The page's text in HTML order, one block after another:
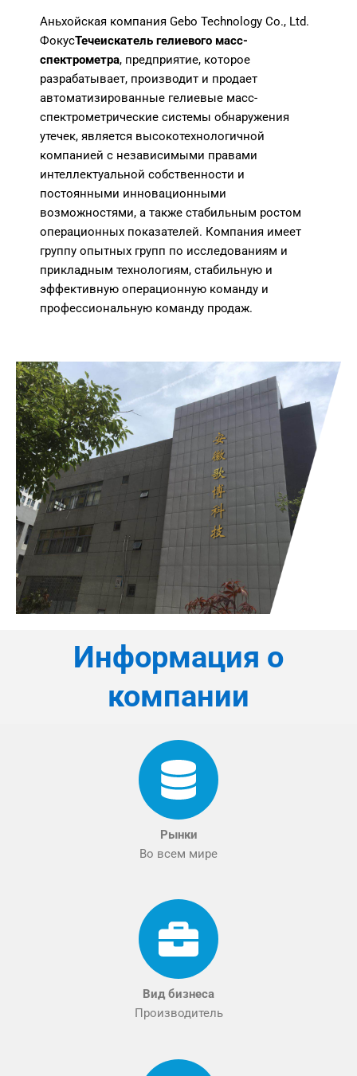
Аньхойская компания Gebo Technology Co., Ltd.
ФокусТечеискатель гелиевого масс-
спектрометра, предприятие, которое
разрабатывает, производит и продает
автоматизированные гелиевые масс-
спектрометрические системы обнаружения
утечек, является высокотехнологичной
компанией с независимыми правами
интеллектуальной собственности и
постоянными инновационными
возможностями, а также стабильным ростом
операционных показателей. Компания имеет
группу опытных групп по исследованиям и
прикладным технологиям, стабильную и
эффективную операционную команду и
профессиональную команду продаж.
Информация о
компании
Рынки
Во всем мире
Вид бизнеса
Производитель